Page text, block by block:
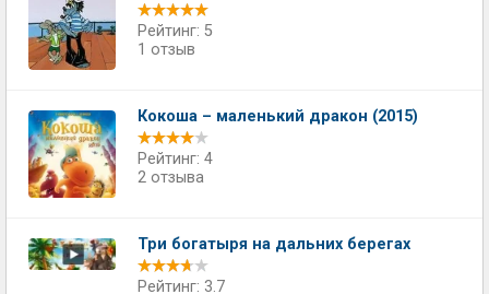
Рейтинг: 5
1 отзыв
Кокоша – маленький дракон (2015)
Рейтинг: 4
2 отзыва
Три богатыря на дальних берегах
Рейтинг: 3.7